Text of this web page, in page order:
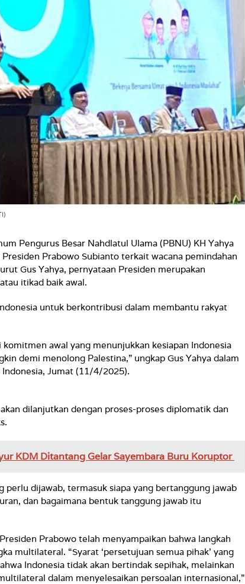
Pengurus Besar Nahdlatul Ulama (PBNU) KH Yahya
Prabowo Subianto terkait wacana pemindahan
Gus Yahya, pernyataan Presiden merupakan
itikad baik awal.
untuk berkontribusi dalam membantu rakyat
komitmen awal yang menunjukkan kesiapan Indonesia
demi menolong Palestina,” ungkap Gus Yahya dalam
Jumat (11/4/2025).
dilanjutkan dengan proses-proses diplomatik dan
KDM Ditantang Gelar Sayembara Buru Koruptor
perlu dijawab, termasuk siapa yang bertanggung jawab
dan bagaimana bentuk tanggung jawab itu
Prabowo telah menyampaikan bahwa langkah
multilateral. “Syarat ‘persetujuan semua pihak’ yang
Indonesia tidak akan bertindak sepihak, melainkan
dalam menyelesaikan persoalan internasional,”